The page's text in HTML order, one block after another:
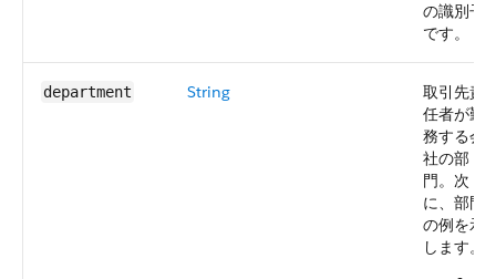
の識別子
です。
department String
取引先責
任者が勤
務する会
社の部
門。次
に、部門
の例を示
します。